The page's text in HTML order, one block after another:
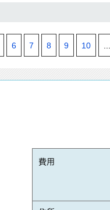
6 7 8 9 10 ...
費用